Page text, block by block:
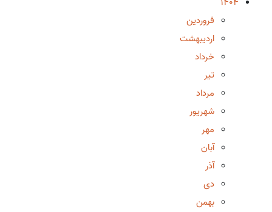
فروردین
اردیبهشت
خرداد
تیر
مرداد
شهریور
مهر
آبان
آذر
دی
بهمن